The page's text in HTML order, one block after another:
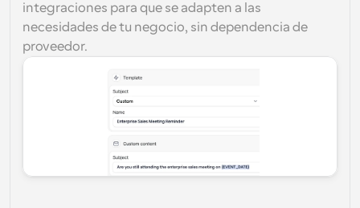
integraciones para que se adapten a las
necesidades de tu negocio, sin dependencia de
proveedor.